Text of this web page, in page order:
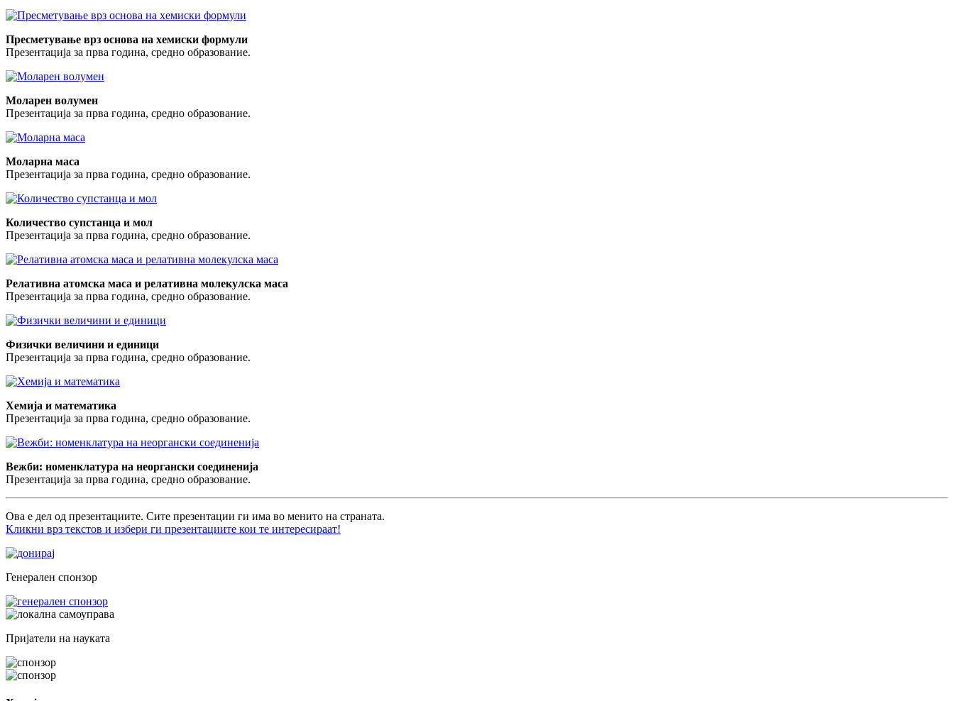
Пресметување врз основа на хемиски формули
Презентација за прва година, средно образование.
Моларен волумен
Презентација за прва година, средно образование.
Моларна маса
Презентација за прва година, средно образование.
Количество супстанца и мол
Презентација за прва година, средно образование.
Релативна атомска маса и релативна молекулска маса
Презентација за прва година, средно образование.
Физички величини и единици
Презентација за прва година, средно образование.
Хемија и математика
Презентација за прва година, средно образование.
Вежби: номенклатура на неоргански соединенија
Презентација за прва година, средно образование.
Ова е дел од презентациите. Сите презентации ги има во менито на страната.
Кликни врз текстов и избери ги презентациите кои те интересираат!
Генерален спонзор
Пријатели на науката